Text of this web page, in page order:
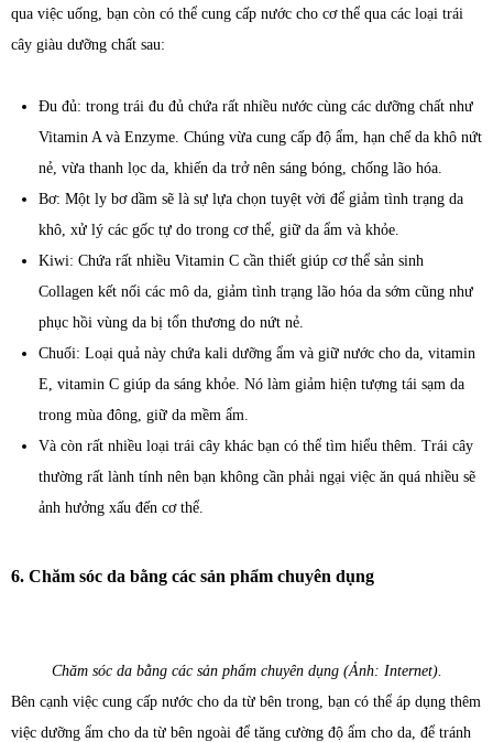
qua việc uống, bạn còn có thể cung cấp nước cho cơ thể qua các loại trái
cây giàu dưỡng chất sau:
Đu đủ: trong trái đu đủ chứa rất nhiều nước cùng các dưỡng chất như
Vitamin A và Enzyme. Chúng vừa cung cấp độ ẩm, hạn chế da khô nứt
nẻ, vừa thanh lọc da, khiến da trở nên sáng bóng, chống lão hóa.
Bơ: Một ly bơ dầm sẽ là sự lựa chọn tuyệt vời để giảm tình trạng da
khô, xử lý các gốc tự do trong cơ thể, giữ da ẩm và khỏe.
Kiwi: Chứa rất nhiều Vitamin C cần thiết giúp cơ thể sản sinh
Collagen kết nối các mô da, giảm tình trạng lão hóa da sớm cũng như
phục hồi vùng da bị tổn thương do nứt nẻ.
Chuối: Loại quả này chứa kali dưỡng ẩm và giữ nước cho da, vitamin
E, vitamin C giúp da sáng khỏe. Nó làm giảm hiện tượng tái sạm da
trong mùa đông, giữ da mềm ẩm.
Và còn rất nhiều loại trái cây khác bạn có thể tìm hiểu thêm. Trái cây
thường rất lành tính nên bạn không cần phải ngại việc ăn quá nhiều sẽ
ảnh hưởng xấu đến cơ thể.
6. Chăm sóc da bằng các sản phẩm chuyên dụng
Chăm sóc da bằng các sản phẩm chuyên dụng (Ảnh: Internet).
Bên cạnh việc cung cấp nước cho da từ bên trong, bạn có thể áp dụng thêm
việc dưỡng ẩm cho da từ bên ngoài để tăng cường độ ẩm cho da, để tránh